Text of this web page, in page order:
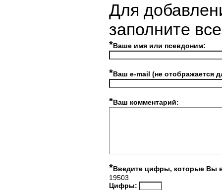
Для
заполните
*Ваше имя или псевдоним:
*Ваш e-mail (не отображается
*Ваш комментарий:
*Введите цифры, которые Вы
19503
Цифры: